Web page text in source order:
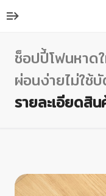
ช็อปปี้โฟนหา
ผ่อนง่ายไม่ใช้
รายละเอียดสิน